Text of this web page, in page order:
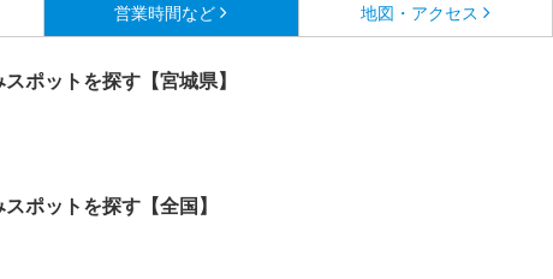
営業時間など 地図・アクセス
ポットを探す【宮城県】
ポットを探す【全国】